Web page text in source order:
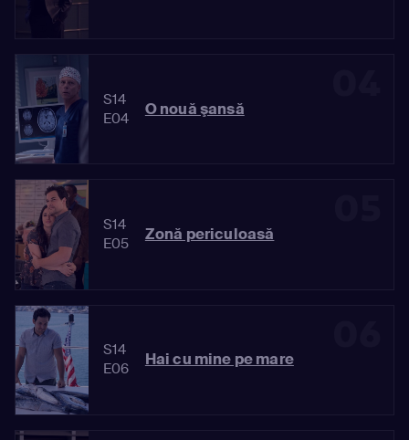
S14
E04
O nouă şansă
S14
E05
Zonă periculoasă
S14
E06
Hai cu mine pe mare